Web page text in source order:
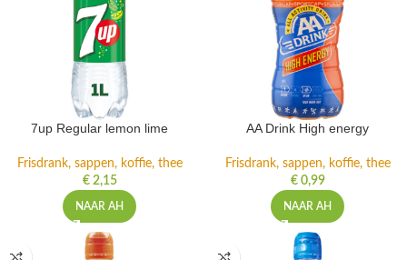
7up Regular lemon lime
Frisdrank, sappen, koffie, thee
€2,15
NAAR AH
AA Drink High energy
Frisdrank, sappen, koffie, thee
€0,99
NAAR AH